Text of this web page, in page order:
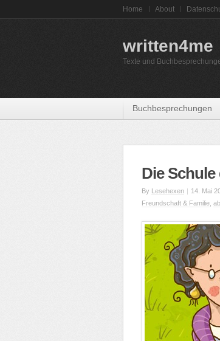
Home About
written4me
Texte und
Buchbesprechungen
Die
By Lesehexen | 14. Mai
Freundschaft & Familie